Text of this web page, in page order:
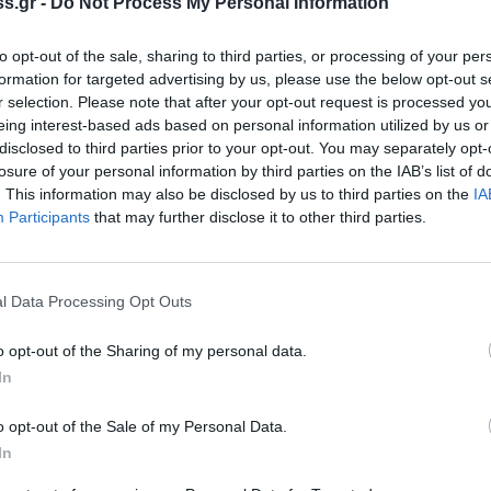
opt-out of the sale, sharing to third parties, or processing of your
for targeted advertising by us, please use the below opt-out
selection. Please note that after your opt-out request is processed
interest-based ads based on personal information utilized by us
to third parties prior to your opt-out. You may separately
of your personal information by third parties on the IAB’s list of
This information may also be disclosed by us to third parties on the
Participants that may further disclose it to other third parties.
Data Processing Opt Outs
opt-out of the Sharing of my personal data.
opt-out of the Sale of my Personal Data.
και της ευρύτερης περιοχής ενώ τα
ενώ κυριολεκτικά δεν υπάρχει
των επισκεπτών που παρκάρουν και
να επισκεφθούν τα καταστήματα και την